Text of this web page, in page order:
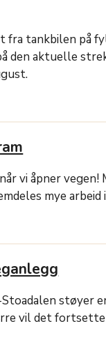
fra tankbilen på
den aktuelle
vi åpner vegen!
mye arbeid
støyer
vil det